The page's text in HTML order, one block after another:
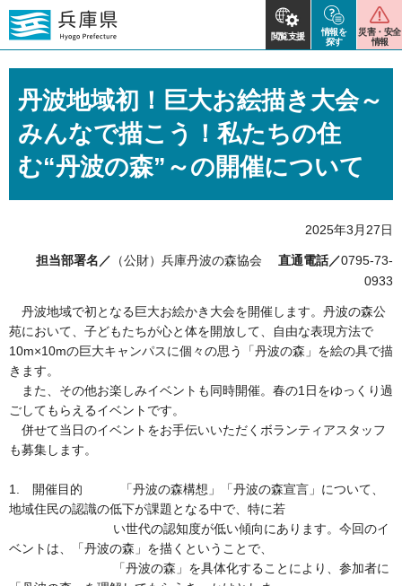
閲覧支援
情報を
探す
災害・安全
情報
丹波地域初！巨大お絵描き大会～
みんなで描こう！私たちの住
む“丹波の森”～の開催について
2025年3月27日
担当部署名／ （公財）兵庫丹波の森協会 直通電話／0795-73-
0933
丹波地域で初となる巨大お絵かき大会を開催します。丹波の森公
苑において、子どもたちが心と体を開放して、自由な表現方法で
10m×10mの巨大キャンパスに個々の思う「丹波の森」を絵の具で描
きます。
また、その他お楽しみイベントも同時開催。春の1日をゆっくり過
ごしてもらえるイベントです。
併せて当日のイベントをお手伝いいただくボランティアスタッフ
も募集します。
1. 開催目的 「丹波の森構想」「丹波の森宣言」について、
地域住民の認識の低下が課題となる中で、特に若
い世代の認知度が低い傾向にあります。今回のイ
ベントは、「丹波の森」を描くということで、
「丹波の森」を具体化することにより、参加者に